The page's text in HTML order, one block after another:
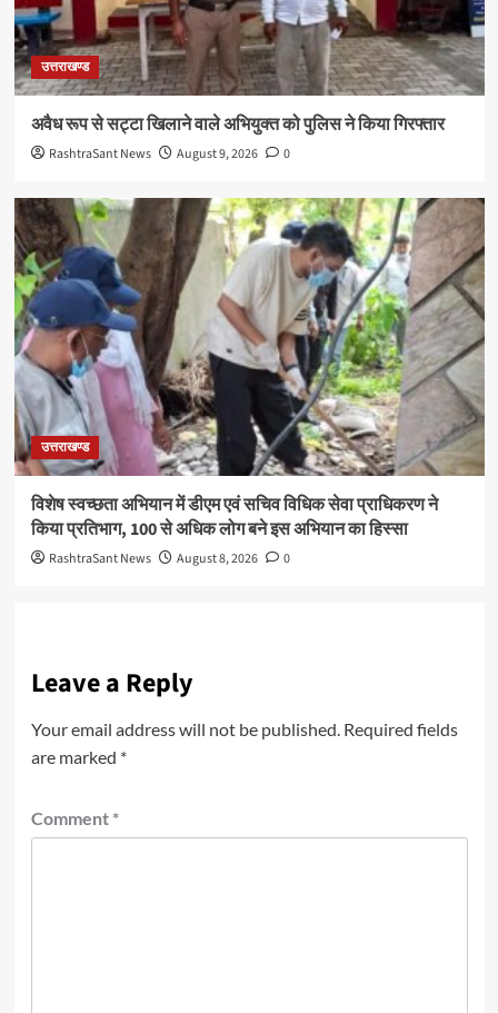
उत्तराखण्ड
अवैध रूप से सट्टा खिलाने वाले अभियुक्त को पुलिस ने किया गिरफ्तार
RashtraSant News August 9, 2026 0
उत्तराखण्ड
विशेष स्वच्छता अभियान में डीएम एवं सचिव विधिक सेवा प्राधिकरण ने
किया प्रतिभाग, 100 से अधिक लोग बने इस अभियान का हिस्सा
RashtraSant News August 8, 2026 0
Leave a Reply
Your email address will not be published. Required fields
are marked *
Comment *